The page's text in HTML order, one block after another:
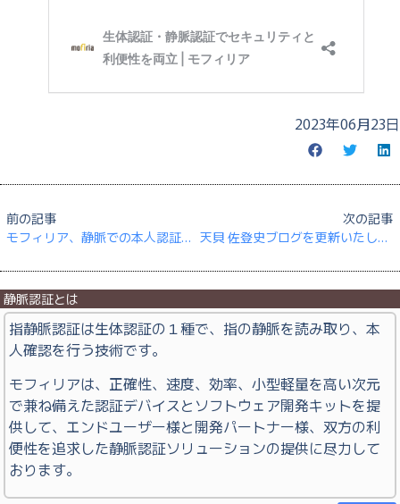
2023年06月23日
前の記事
モフィリア、静脈での本人認証を可能にする薄型フィルムセンサーを開発
次の記事
天貝 佐登史ブログを更新いたしました
静脈認証とは
指静脈認証は生体認証の１種で、指の静脈を読み取り、本
人確認を行う技術です。
モフィリアは、正確性、速度、効率、小型軽量を高い次元
で兼ね備えた認証デバイスとソフトウェア開発キットを提
供して、エンドユーザー様と開発パートナー様、双方の利
便性を追求した静脈認証ソリューションの提供に尽力して
おります。